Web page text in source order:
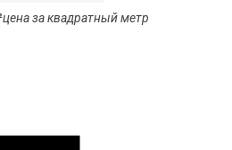
цена за квадратный метр